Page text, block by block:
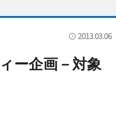
2013.03.06
ー企画－対象